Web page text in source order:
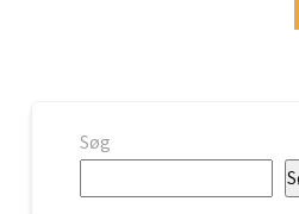
Søg